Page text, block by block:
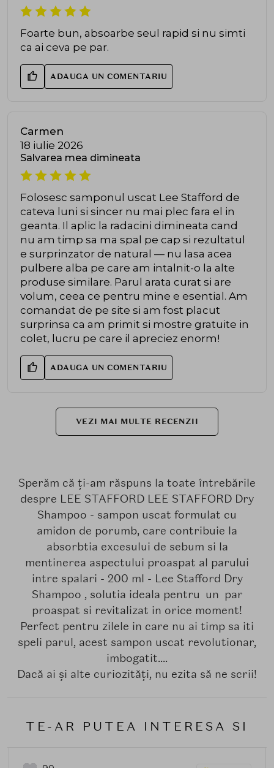
Foarte bun, absoarbe seul rapid si nu simti
ca ai ceva pe par.
ADAUGA UN COMENTARIU
Carmen
18 iulie 2026
Salvarea mea dimineata
Folosesc samponul uscat Lee Stafford de
cateva luni si sincer nu mai plec fara el in
geanta. Il aplic la radacini dimineata cand
nu am timp sa ma spal pe cap si rezultatul
e surprinzator de natural — nu lasa acea
pulbere alba pe care am intalnit-o la alte
produse similare. Parul arata curat si are
volum, ceea ce pentru mine e esential. Am
comandat de pe site si am fost placut
surprinsa ca am primit si mostre gratuite in
colet, lucru pe care il apreciez enorm!
ADAUGA UN COMENTARIU
VEZI MAI MULTE RECENZII
Sperăm că ți-am răspuns la toate întrebările
despre LEE STAFFORD LEE STAFFORD Dry
Shampoo - sampon uscat formulat cu
amidon de porumb, care contribuie la
absorbtia excesului de sebum si la
mentinerea aspectului proaspat al parului
intre spalari - 200 ml - Lee Stafford Dry
Shampoo , solutia ideala pentru un par
proaspat si revitalizat in orice moment!
Perfect pentru zilele in care nu ai timp sa iti
speli parul, acest sampon uscat revolutionar,
imbogatit....
Dacă ai și alte curiozități, nu ezita să ne scrii!
TE-AR PUTEA INTERESA SI